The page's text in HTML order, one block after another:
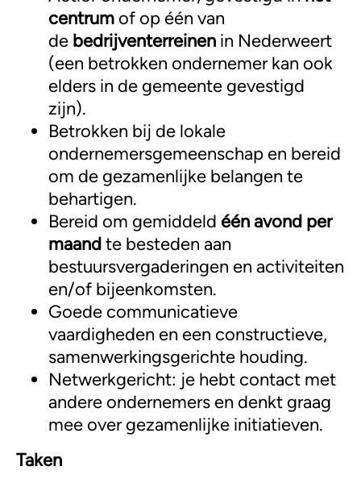
centrum of op één van
de bedrijventerreinen in Nederweert
(een betrokken ondernemer kan ook
elders in de gemeente gevestigd
zijn).
Betrokken bij de lokale
ondernemersgemeenschap en bereid
om de gezamenlijke belangen te
behartigen.
Bereid om gemiddeld één avond per
maandte besteden aan
bestuursvergaderingen en activiteiten
en/of bijeenkomsten.
Goede communicatieve
vaardigheden en een constructieve,
samenwerkingsgerichte houding.
Netwerkgericht: je hebt contact met
andere ondernemers en denkt graag
mee over gezamenlijke initiatieven.
Taken